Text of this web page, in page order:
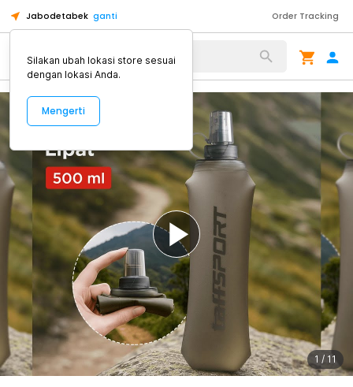
Jabodetabek ganti Order Tracking
Alat Kopi
1 / 11
Silakan ubah lokasi store sesuai
dengan lokasi Anda.
Mengerti